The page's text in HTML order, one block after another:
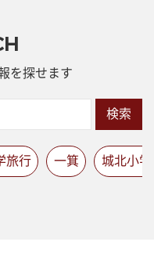
を探せます
検索
旅行 一箕 城北小